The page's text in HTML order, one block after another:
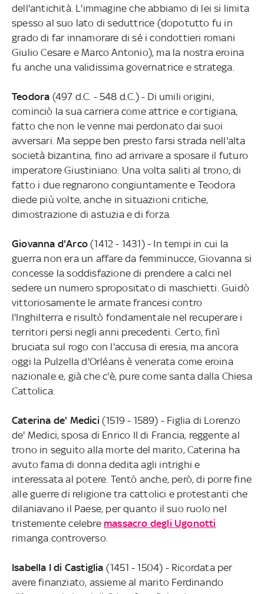
dell'antichità. L'immagine che abbiamo di lei si limita
spesso al suo lato di seduttrice (dopotutto fu in
grado di far innamorare di sé i condottieri romani
Giulio Cesare e Marco Antonio), ma la nostra eroina
fu anche una validissima governatrice e stratega.
Teodora (497 d.C. - 548 d.C.) - Di umili origini,
cominciò la sua carriera come attrice e cortigiana,
fatto che non le venne mai perdonato dai suoi
avversari. Ma seppe ben presto farsi strada nell'alta
società bizantina, fino ad arrivare a sposare il futuro
imperatore Giustiniano. Una volta saliti al trono, di
fatto i due regnarono congiuntamente e Teodora
diede più volte, anche in situazioni critiche,
dimostrazione di astuzia e di forza.
Giovanna d'Arco(1412 - 1431) - In tempi in cui la
guerra non era un affare da femminucce, Giovanna si
concesse la soddisfazione di prendere a calci nel
sedere un numero spropositato di maschietti. Guidò
vittoriosamente le armate francesi contro
l'Inghilterra e risultò fondamentale nel recuperare i
territori persi negli anni precedenti. Certo, finì
bruciata sul rogo con l'accusa di eresia, ma ancora
oggi la Pulzella d'Orléans è venerata come eroina
nazionale e, già che c'è, pure come santa dalla Chiesa
Cattolica.
Caterina de' Medici (1519 - 1589) - Figlia di Lorenzo
de' Medici, sposa di Enrico II di Francia, reggente al
trono in seguito alla morte del marito, Caterina ha
avuto fama di donna dedita agli intrighi e
interessata al potere. Tentò anche, però, di porre fine
alle guerre di religione tra cattolici e protestanti che
dilaniavano il Paese, per quanto il suo ruolo nel
tristemente celebre massacro degli Ugonotti
rimanga controverso.
Isabella I di Castiglia (1451 - 1504) - Ricordata per
avere finanziato, assieme al marito Ferdinando